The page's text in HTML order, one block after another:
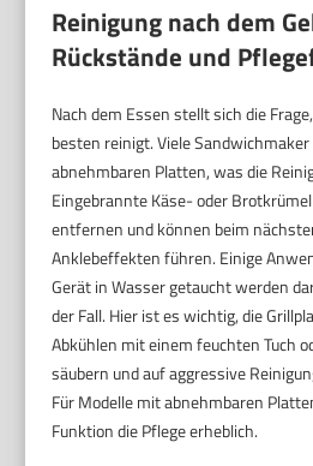
Reinigung nach dem
Rückstände und
Nach dem Essen stellt sich die
besten reinigt. Viele
abnehmbaren Platten, was die
Eingebrannte Käse- oder
entfernen und können beim
Anklebeffekten führen. Einige
Gerät in Wasser getaucht werden
der Fall. Hier ist es wichtig, die
Abkühlen mit einem feuchten Tuch
säubern und auf aggressive
Für Modelle mit abnehmbaren
Funktion die Pflege erheblich.